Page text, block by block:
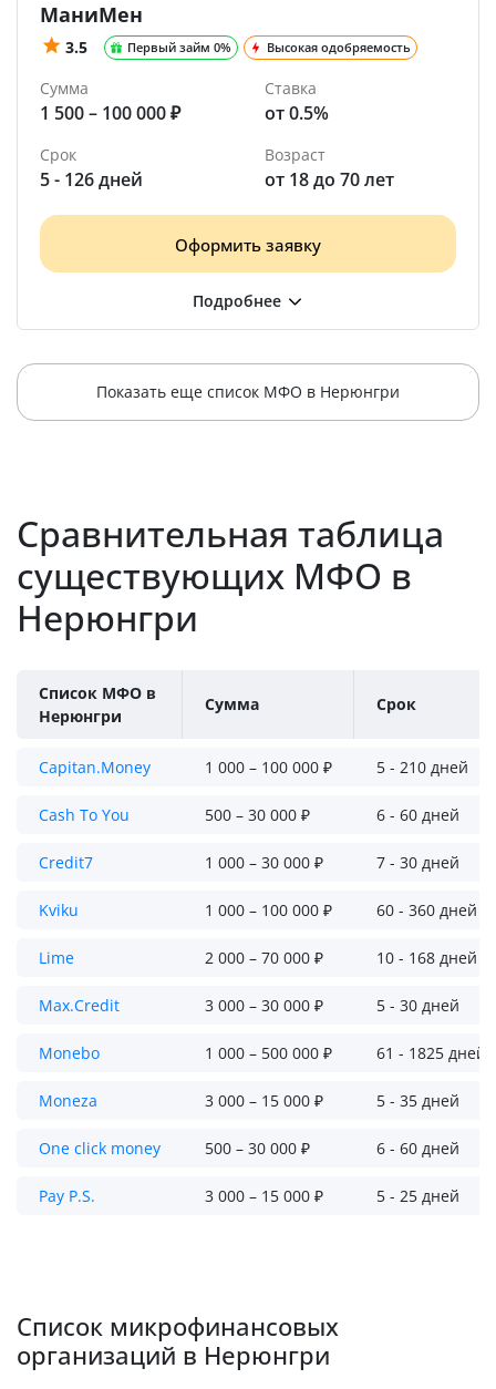
МаниМен
3.5 Первый займ 0% Высокая одобряемость
Сумма
1 500 – 100 000 ₽
Ставка
от 0.5%
Срок
5 - 126 дней
Возраст
от 18 до 70 лет
Оформить заявку
Показать еще список МФО в Нерюнгри
Сравнительная таблица
существующих МФО в
Нерюнгри
Список МФО в
Нерюнгри
Сумма Срок
Capitan.Money 1 000 – 100 000 ₽ 5 - 210 дней
Cash To You 500 – 30 000 ₽ 6 - 60 дней
Credit7 1 000 – 30 000 ₽ 7 - 30 дней
Kviku 1 000 – 100 000 ₽ 60 - 360 дней
Lime 2 000 – 70 000 ₽ 10 - 168 дней
Max.Credit 3 000 – 30 000 ₽ 5 - 30 дней
Monebo 1 000 – 500 000 ₽ 61 - 1825 дней
Moneza 3 000 – 15 000 ₽ 5 - 35 дней
One click money 500 – 30 000 ₽ 6 - 60 дней
Pay P.S. 3 000 – 15 000 ₽ 5 - 25 дней
Список микрофинансовых
организаций в Нерюнгри